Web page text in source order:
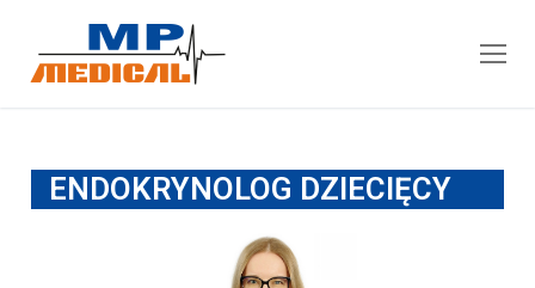
ENDOKRYNOLOG DZIECIĘCY